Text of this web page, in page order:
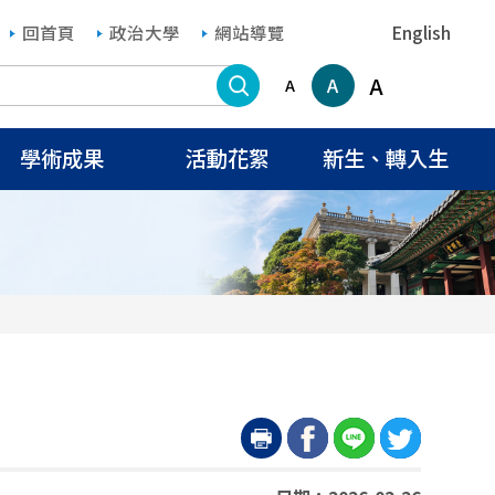
回首頁 政治大學 網站導覽 English
搜尋A A A
學術成果 活動花絮 新生、轉入生